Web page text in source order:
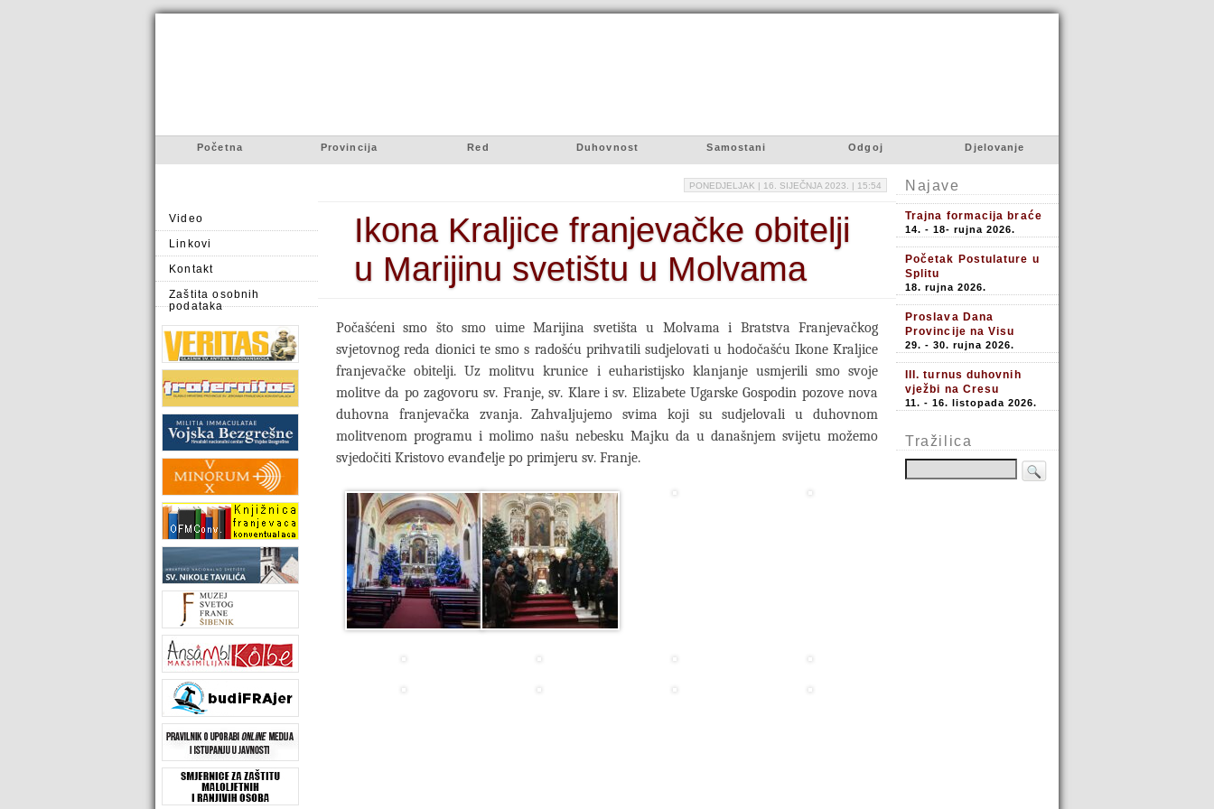
Početna Provincija Red Duhovnost Samostani Odgoj Djelovanje
Video
Linkovi
Kontakt
Zaštita osobnih
podataka
PONEDJELJAK | 16. SIJEČNJA 2023. | 15:54
Ikona Kraljice franjevačke obitelji
u Marijinu svetištu u Molvama
Počašćeni smo što smo uime Marijina svetišta u Molvama i Bratstva Franjevačkog
svjetovnog reda dionici te smo s radošću prihvatili sudjelovati u hodočašću Ikone Kraljice
franjevačke obitelji. Uz molitvu krunice i euharistijsko klanjanje usmjerili smo svoje
molitve da po zagovoru sv. Franje, sv. Klare i sv. Elizabete Ugarske Gospodin pozove nova
duhovna franjevačka zvanja. Zahvaljujemo svima koji su sudjelovali u duhovnom
molitvenom programu i molimo našu nebesku Majku da u današnjem svijetu možemo
svjedočiti Kristovo evanđelje po primjeru sv. Franje.
Najave
Trajna formacija braće
14. - 18- rujna 2026.
Početak Postulature u
Splitu
18. rujna 2026.
Proslava Dana
Provincije na Visu
29. - 30. rujna 2026.
III. turnus duhovnih
vježbi na Cresu
11. - 16. listopada 2026.
Tražilica